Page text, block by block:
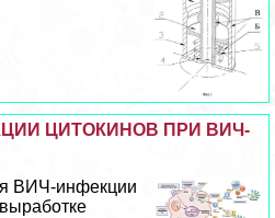
ЦИТОКИНОВ ПРИ ВИЧ-
ВИЧ-инфекции